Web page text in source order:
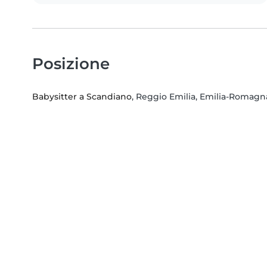
Posizione
Babysitter a Scandiano, Reggio Emilia, Emilia-